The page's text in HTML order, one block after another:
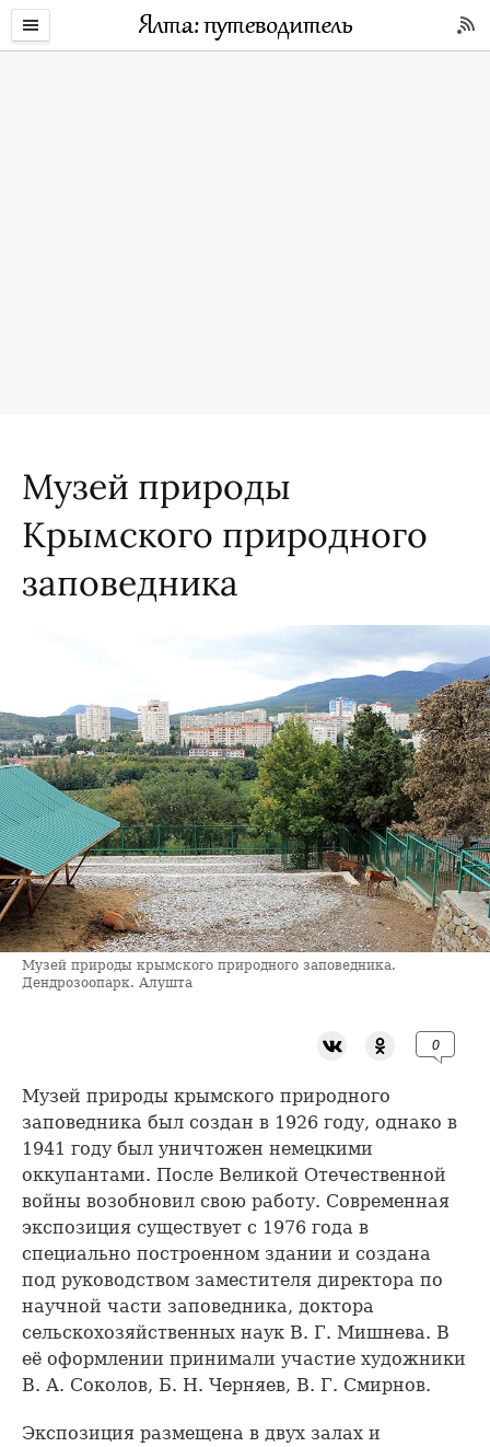
Музей природы
Крымского природного
заповедника
Музей природы крымского природного заповедника.
Дендрозоопарк. Алушта
0
Музей природы крымского природного
заповедника был создан в 1926 году, однако в
1941 году был уничтожен немецкими
оккупантами. После Великой Отечественной
войны возобновил свою работу. Современная
экспозиция существует с 1976 года в
специально построенном здании и создана
под руководством заместителя директора по
научной части заповедника, доктора
сельскохозяйственных наук В. Г. Мишнева. В
её оформлении принимали участие художники
В. А. Соколов, Б. Н. Черняев, В. Г. Смирнов.
Экспозиция размещена в двух залах и